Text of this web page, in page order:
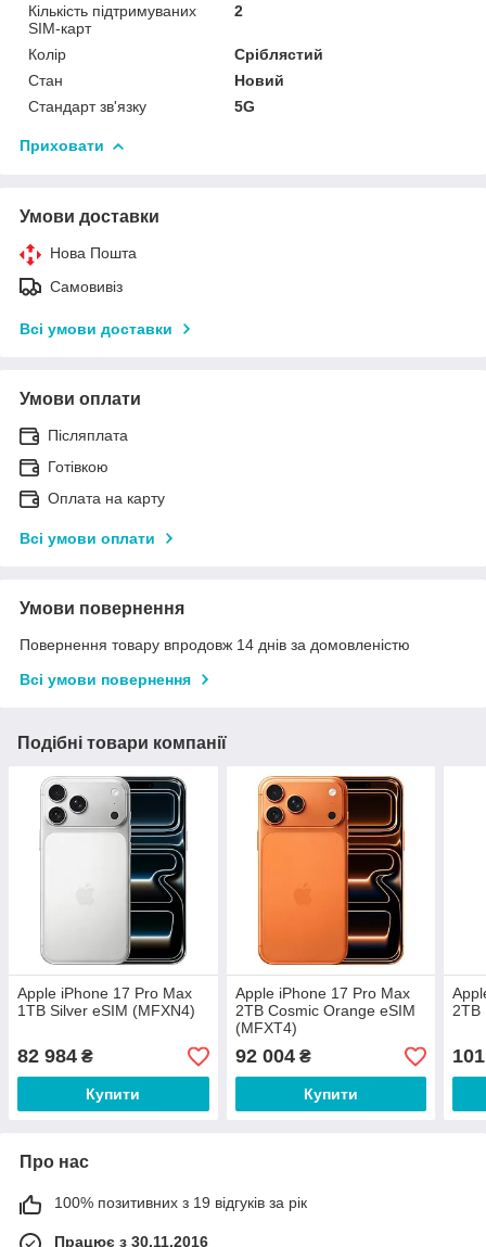
Кількість підтримуваних
SIM-карт
2
Колір
Сріблястий
Стан
Новий
Стандарт зв'язку
5G
Приховати
Умови доставки
Нова Пошта
Самовивіз
Всі умови доставки
Умови оплати
Післяплата
Готівкою
Оплата на карту
Всі умови оплати
Умови повернення
Повернення товару впродовж 14 днів за домовленістю
Всі умови повернення
Подібні товари компанії
Apple iPhone 17 Pro Max
1TB Silver eSIM (MFXN4)
82 984 ₴
Купити
Apple iPhone 17 Pro Max
2TB Cosmic Orange eSIM
(MFXT4)
92 004₴
Купити
2TB
Про нас
100% позитивних з 19 відгуків за рік
Працює з 30.11.2016